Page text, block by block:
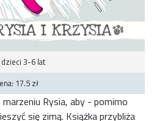
dzieci 3-6 lat
17.5 zł
Rysia, aby - pomimo
się zimą. Książka przybliża